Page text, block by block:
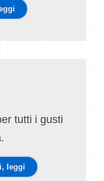
tutti i gusti
leggi